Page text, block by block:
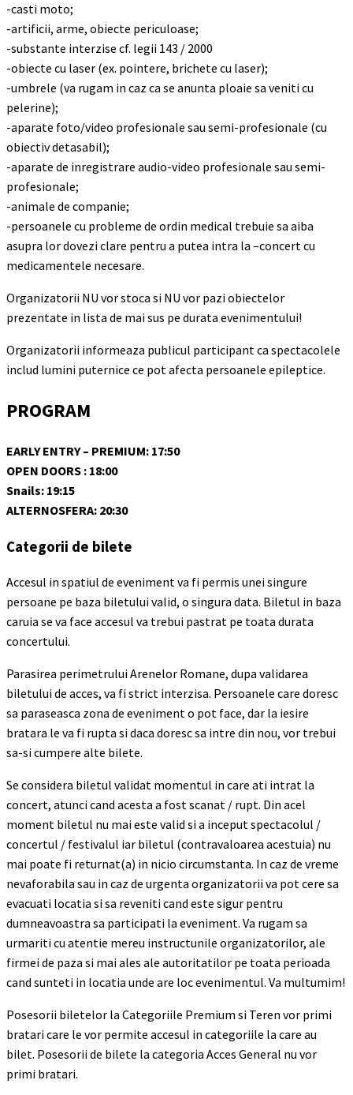
-casti moto;
-artificii, arme, obiecte periculoase;
-substante interzise cf. legii 143 / 2000
-obiecte cu laser (ex. pointere, brichete cu laser);
-umbrele (va rugam in caz ca se anunta ploaie sa veniti cu
pelerine);
-aparate foto/video profesionale sau semi-profesionale (cu
obiectiv detasabil);
-aparate de inregistrare audio-video profesionale sau semi-
profesionale;
-animale de companie;
-persoanele cu probleme de ordin medical trebuie sa aiba
asupra lor dovezi clare pentru a putea intra la –concert cu
medicamentele necesare.
Organizatorii NU vor stoca si NU vor pazi obiectelor
prezentate in lista de mai sus pe durata evenimentului!
Organizatorii informeaza publicul participant ca spectacolele
includ lumini puternice ce pot afecta persoanele epileptice.
PROGRAM
EARLY ENTRY – PREMIUM: 17:50
OPEN DOORS : 18:00
Snails: 19:15
ALTERNOSFERA: 20:30
Categorii de bilete
Accesul in spatiul de eveniment va fi permis unei singure
persoane pe baza biletului valid, o singura data. Biletul in baza
caruia se va face accesul va trebui pastrat pe toata durata
concertului.
Parasirea perimetrului Arenelor Romane, dupa validarea
biletului de acces, va fi strict interzisa. Persoanele care doresc
sa paraseasca zona de eveniment o pot face, dar la iesire
bratara le va fi rupta si daca doresc sa intre din nou, vor trebui
sa-si cumpere alte bilete.
Se considera biletul validat momentul in care ati intrat la
concert, atunci cand acesta a fost scanat / rupt. Din acel
moment biletul nu mai este valid si a inceput spectacolul /
concertul / festivalul iar biletul (contravaloarea acestuia) nu
mai poate fi returnat(a) in nicio circumstanta. In caz de vreme
nevaforabila sau in caz de urgenta organizatorii va pot cere sa
evacuati locatia si sa reveniti cand este sigur pentru
dumneavoastra sa participati la eveniment. Va rugam sa
urmariti cu atentie mereu instructunile organizatorilor, ale
firmei de paza si mai ales ale autoritatilor pe toata perioada
cand sunteti in locatia unde are loc evenimentul. Va multumim!
Posesorii biletelor la Categoriile Premium si Teren vor primi
bratari care le vor permite accesul in categoriile la care au
bilet. Posesorii de bilete la categoria Acces General nu vor
primi bratari.